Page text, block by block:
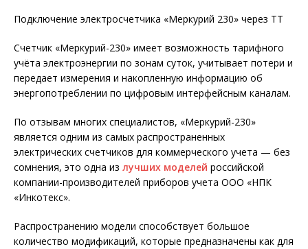
Подключение электросчетчика «Меркурий 230» через ТТ
Счетчик «Меркурий-230» имеет возможность тарифного
учёта электроэнергии по зонам суток, учитывает потери и
передает измерения и накопленную информацию об
энергопотреблении по цифровым интерфейсным каналам.
По отзывам многих специалистов, «Меркурий-230»
является одним из самых распространенных
электрических счетчиков для коммерческого учета — без
сомнения, это одна из лучших моделей российской
компании-производителей приборов учета ООО «НПК
«Инкотекс».
Распространению модели способствует большое
количество модификаций, которые предназначены как для